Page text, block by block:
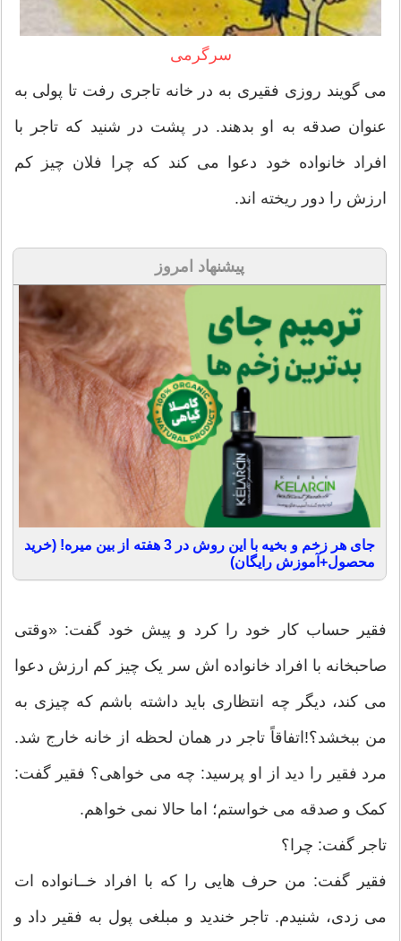
سرگرمی
می گویند روزی فقیری به در خانه تاجری رفت تا پولی به
عنوان صدقه به او بدهند. در پشت در شنید که تاجر با
افراد خانواده خود دعوا می کند که چرا فلان چیز کم
ارزش را دور ریخته اند.
پیشنهاد امروز
جای هر زخم و بخیه با این روش در 3 هفته از بین میره! (خرید
محصول+آموزش رایگان)
فقیر حساب کار خود را کرد و پیش خود گفت: «وقتی
صاحبخانه با افراد خانواده اش سر یک چیز کم ارزش دعوا
می کند، دیگر چه انتظاری باید داشته باشم که چیزی به
من ببخشد؟!اتفاقاً تاجر در همان لحظه از خانه خارج شد.
مرد فقیر را دید از او پرسید: چه می خواهی؟ فقیر گفت:
کمک و صدقه می خواستم؛ اما حالا نمی خواهم.
تاجر گفت: چرا؟
فقیر گفت: من حرف هایی را که با افراد خــانواده ات
می زدی، شنیدم. تاجر خندید و مبلغی پول به فقیر داد و